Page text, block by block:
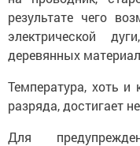
результате чего
электрической
деревянных
Температура, хоть и
разряда, достигает
Для